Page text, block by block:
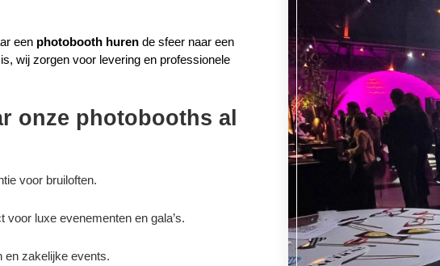
een photobooth huren de sfeer naar een
wij zorgen voor levering en professionele
onze photobooths al
voor bruiloften.
luxe evenementen en gala’s.
en zakelijke events.